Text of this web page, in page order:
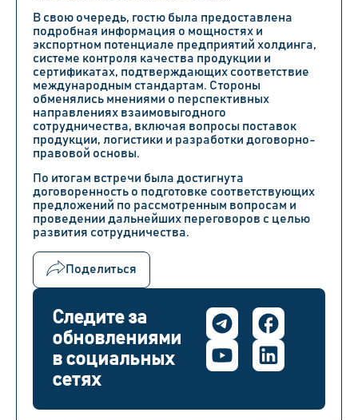
В свою очередь, гостю была предоставлена
подробная информация о мощностях и
экспортном потенциале предприятий холдинга,
системе контроля качества продукции и
сертификатах, подтверждающих соответствие
международным стандартам. Стороны
обменялись мнениями о перспективных
направлениях взаимовыгодного
сотрудничества, включая вопросы поставок
продукции, логистики и разработки договорно-
правовой основы.
По итогам встречи была достигнута
договоренность о подготовке соответствующих
предложений по рассмотренным вопросам и
проведении дальнейших переговоров с целью
развития сотрудничества.
Поделиться
Следите за
обновлениями
в социальных
сетях